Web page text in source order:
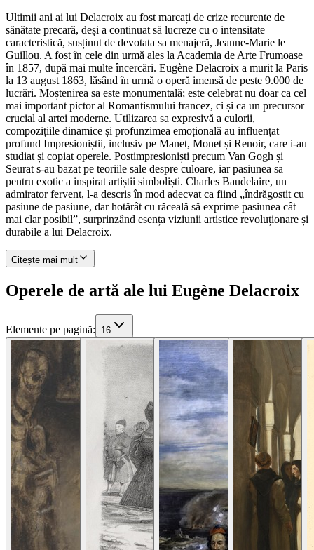
Ultimii ani ai lui Delacroix au fost marcați de crize recurente de
sănătate precară, deși a continuat să lucreze cu o intensitate
caracteristică, susținut de devotata sa menajeră, Jeanne-Marie le
Guillou. A fost în cele din urmă ales la Academia de Arte Frumoase
în 1857, după mai multe încercări. Eugène Delacroix a murit la Paris
la 13 august 1863, lăsând în urmă o operă imensă de peste 9.000 de
lucrări. Moștenirea sa este monumentală; este celebrat nu doar ca cel
mai important pictor al Romantismului francez, ci și ca un precursor
crucial al artei moderne. Utilizarea sa expresivă a culorii,
compozițiile dinamice și profunzimea emoțională au influențat
profund Impresioniștii, inclusiv pe Manet, Monet și Renoir, care i-au
studiat și copiat operele. Postimpresioniști precum Van Gogh și
Seurat s-au bazat pe teoriile sale despre culoare, iar pasiunea sa
pentru exotic a inspirat artiștii simboliști. Charles Baudelaire, un
admirator fervent, l-a descris în mod adecvat ca fiind „îndrăgostit cu
pasiune de pasiune, dar hotărât cu răceală să exprime pasiunea cât
mai clar posibil”, surprinzând esența viziunii artistice revoluționare și
durabile a lui Delacroix.
Citește mai mult
Operele de artă ale lui Eugène Delacroix
Elemente pe pagină: 16